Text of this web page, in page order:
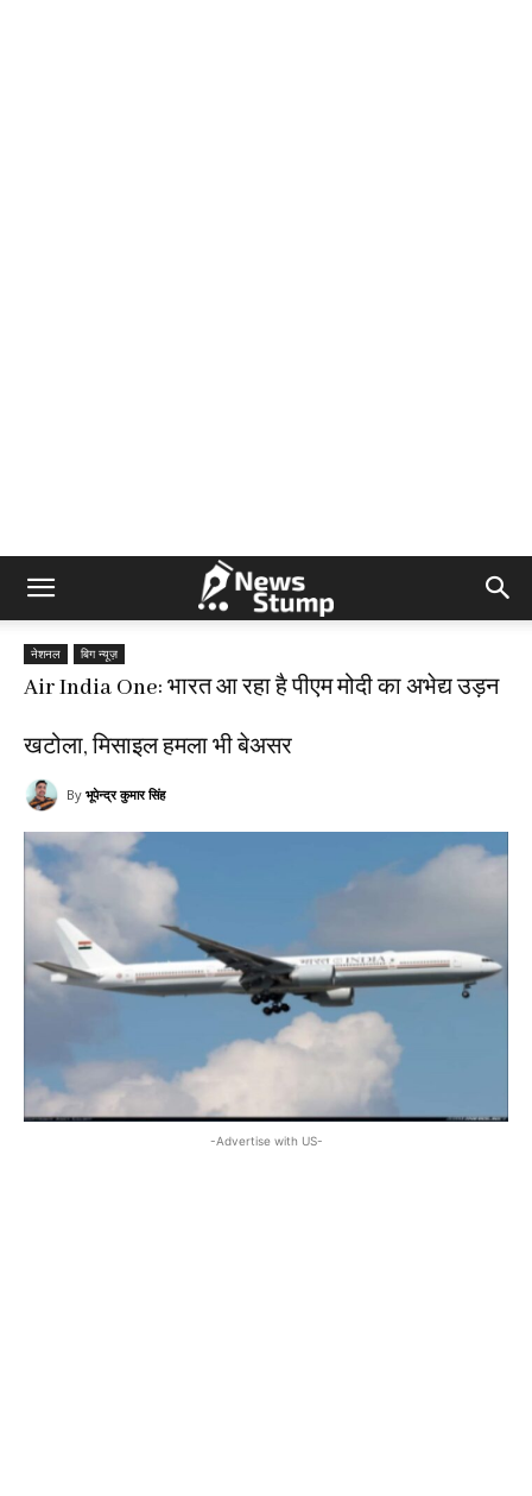
नेशनल बिग न्यूज़
Air India One: भारत आ रहा है पीएम मोदी का अभेद्य उड़न
खटोला, मिसाइल हमला भी बेअसर
By भूपेन्द्र कुमार सिंह
-Advertise with US-